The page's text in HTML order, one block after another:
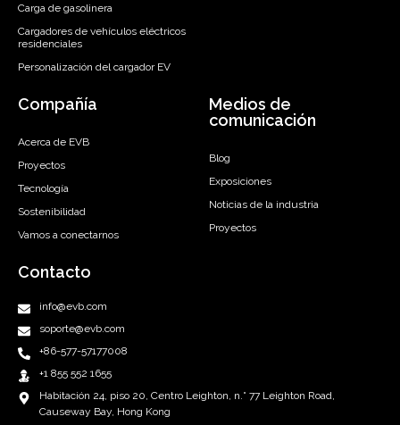
Carga de gasolinera
Cargadores de vehículos eléctricos
residenciales
Personalización del cargador EV
Compañía
Acerca de EVB
Proyectos
Tecnología
Sostenibilidad
Vamos a conectarnos
Medios de
comunicación
Blog
Exposiciones
Noticias de la industria
Proyectos
Contacto
info@evb.com
soporte@evb.com
+86-577-57177008
+1 855 552 1655
Habitación 24, piso 20, Centro Leighton, n.° 77 Leighton Road,
Causeway Bay, Hong Kong